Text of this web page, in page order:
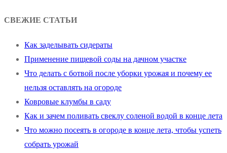
СВЕЖИЕ СТАТЬИ
Как заделывать сидераты
Применение пищевой соды на дачном участке
Что делать с ботвой после уборки урожая и почему ее
нельзя оставлять на огороде
Ковровые клумбы в саду
Как и зачем поливать свеклу соленой водой в конце лета
Что можно посеять в огороде в конце лета, чтобы успеть
собрать урожай